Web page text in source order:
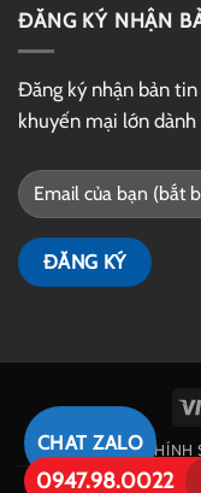
CHAT ZALO
0947.98.0022
ĐĂNG KÝ NHẬN
Đăng ký nhận bản
khuyến mại lớn dành
GIỚI THIỆU
Phát